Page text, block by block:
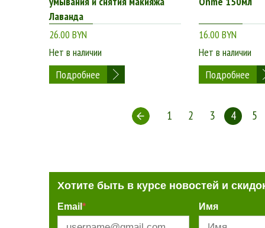
Лаванда
26.00 BYN
Нет в наличии
Подробнее
16.00 BYN
Нет в наличии
Подробнее
1 2 3 4 5
Хотите быть в курсе новостей и
Email * Имя